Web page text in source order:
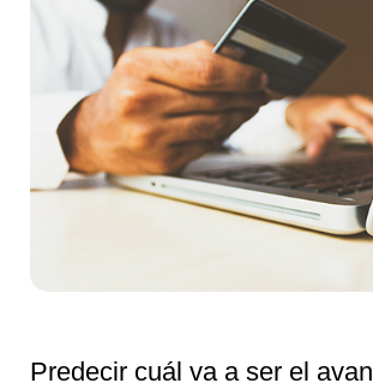
Predecir cuál va a ser el